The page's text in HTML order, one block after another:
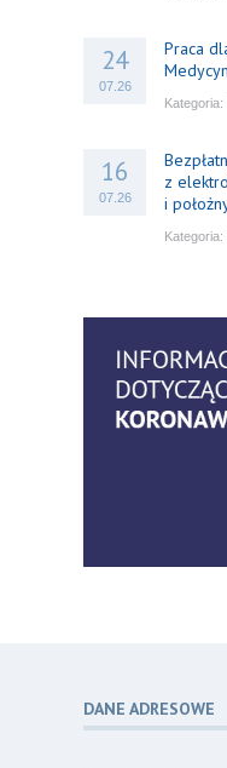
24
07.26
Praca
Kategoria:
16
07.26
z
i
Kategoria:
praktyki
w
Kategoria:
06
w
06
Poza
o
DANE ADRESOWE